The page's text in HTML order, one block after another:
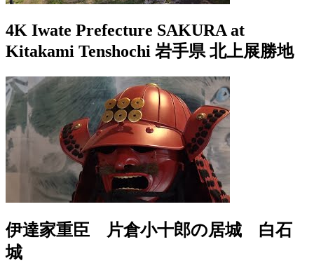
4K Iwate Prefecture SAKURA at
Kitakami Tenshochi 岩手県 北上展勝地
伊達家重臣 片倉小十郎の居城 白石
城